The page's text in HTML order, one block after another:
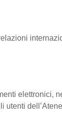
utenti